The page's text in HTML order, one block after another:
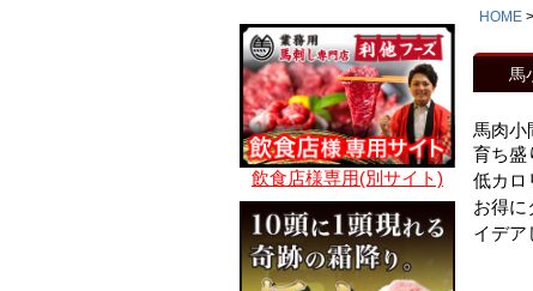
飲食店様専用(別サイト)
HOME
馬
馬肉小
育ち盛
低カロ
お得に
イデア